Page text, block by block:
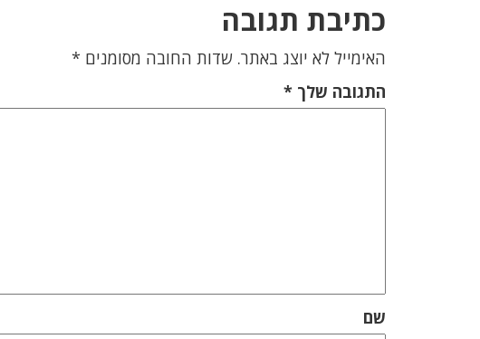
כתיבת תגובה
האימייל לא יוצג באתר. שדות החובה מסומנים *
התגובה שלך*
שם